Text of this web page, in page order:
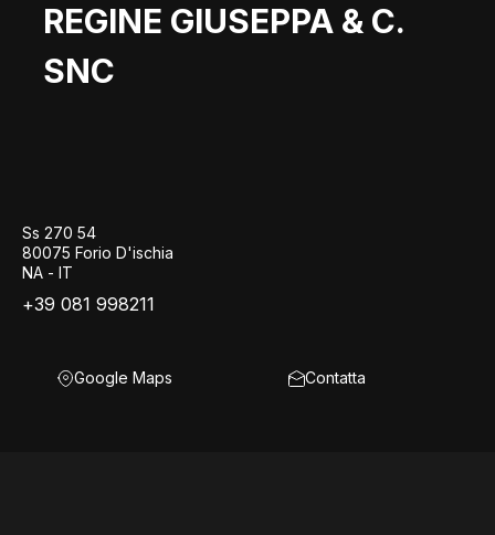
REGINE GIUSEPPA & C.
SNC
Ss 270 54
80075 Forio D'ischia
NA - IT
+39 081 998211
Google Maps Contatta